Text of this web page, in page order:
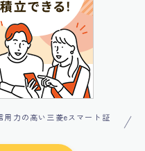
力の高い三菱eスマート証